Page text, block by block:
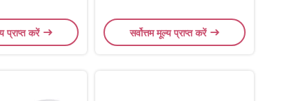
प्राप्त करें सर्वोत्तम मूल्य प्राप्त करें